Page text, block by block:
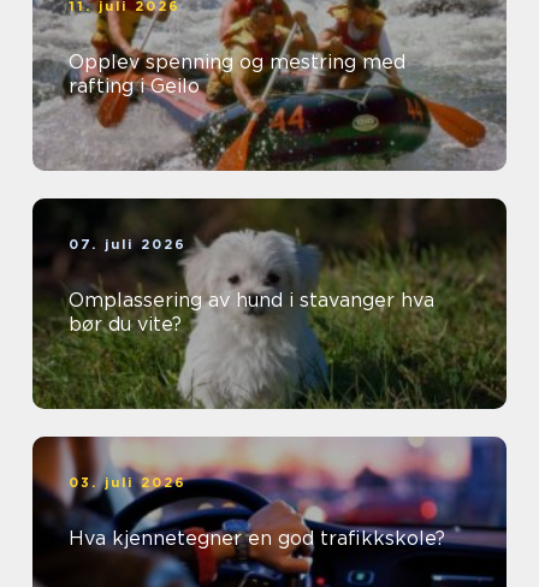
11. juli 2026
Opplev spenning og mestring med
rafting i Geilo
07. juli 2026
Omplassering av hund i stavanger hva
bør du vite?
03. juli 2026
Hva kjennetegner en god trafikkskole?